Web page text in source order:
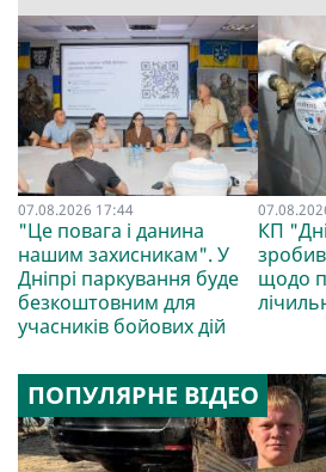
07.08.2026 17:44
"Це повага і данина
нашим захисникам". У
Дніпрі паркування буде
безкоштовним для
учасників бойових дій
КП
щодо
ПОПУЛЯРНЕ ВІДЕО